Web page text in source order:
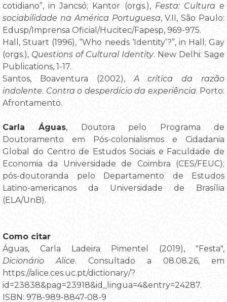
cotidiano”, in Jancsó; Kantor (orgs.), Festa: Cultura e
sociabilidade na América Portuguesa, V.II, São Paulo:
Edusp/Imprensa Oficial/Hucitec/Fapesp, 969-975.
Hall, Stuart (1996), “Who needs ‘Identity’?”, in Hall; Gay
(orgs.), Questions of Cultural Identity. New Delhi: Sage
Publications, 1-17.
Santos, Boaventura (2002), A crítica da razão
indolente. Contra o desperdício da experiência. Porto:
Afrontamento.
Carla Águas, Doutora pelo Programa de
Doutoramento em Pós-colonialismos e Cidadania
Global do Centro de Estudos Sociais e Faculdade de
Economia da Universidade de Coimbra (CES/FEUC);
pós-doutoranda pelo Departamento de Estudos
Latino-americanos da Universidade de Brasília
(ELA/UnB).
Como citar
Águas, Carla Ladeira Pimentel (2019), "Festa",
Dicionário Alice. Consultado a 08.08.26, em
https://alice.ces.uc.pt/dictionary/?
id=23838&pag=23918&id_lingua=4&entry=24287.
ISBN: 978-989-8847-08-9